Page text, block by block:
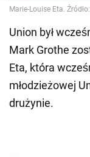
Union był
Mark Grothe
Eta, która
młodzieżowej
drużynie.